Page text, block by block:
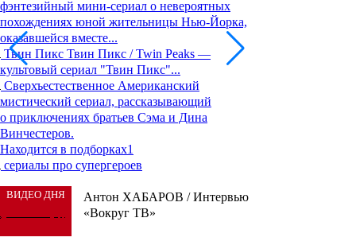
фэнтезийный мини-сериал о невероятных
похождениях юной жительницы Нью-Йорка,
оказавшейся вместе...
Твин Пикс Твин Пикс / Twin Peaks —
культовый сериал "Твин Пикс"...
Сверхъестественное Американский
мистический сериал, рассказывающий
о приключениях братьев Сэма и Дина
Винчестеров.
Находится в подборках1
сериалы про супергероев
ВИДЕО ДНЯ
Антон ХАБАРОВ / Интервью
«Вокруг ТВ»